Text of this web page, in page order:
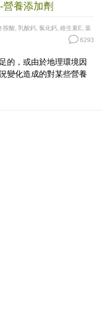
養添加劑
胺酸, 乳酸鈣, 氯化鈣, 維生素E, 葉
6293
的，或由於地理環境因
變化造成的對某些營養